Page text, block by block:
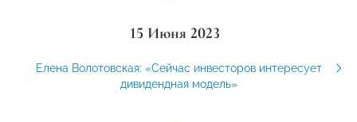
15 Июня 2023
Елена Волотовская: «Сейчас инвесторов интересует
дивидендная модель»